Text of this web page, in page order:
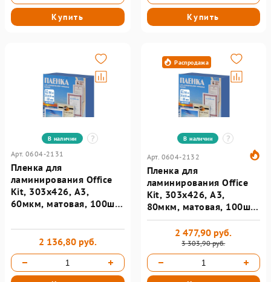
Купить Купить
В наличии
Арт. 0604-2131
Пленка для
ламинирования Office
Kit, 303х426, А3,
60мкм, матовая, 100шт/
2 136,80 руб.
Распродажа
В наличии
Арт. 0604-2132
Пленка для
ламинирования Office
Kit, 303х426, А3,
80мкм, матовая, 100шт/
уп PLP303*426/80 m
3 303,90 руб.
2 477,90 руб.